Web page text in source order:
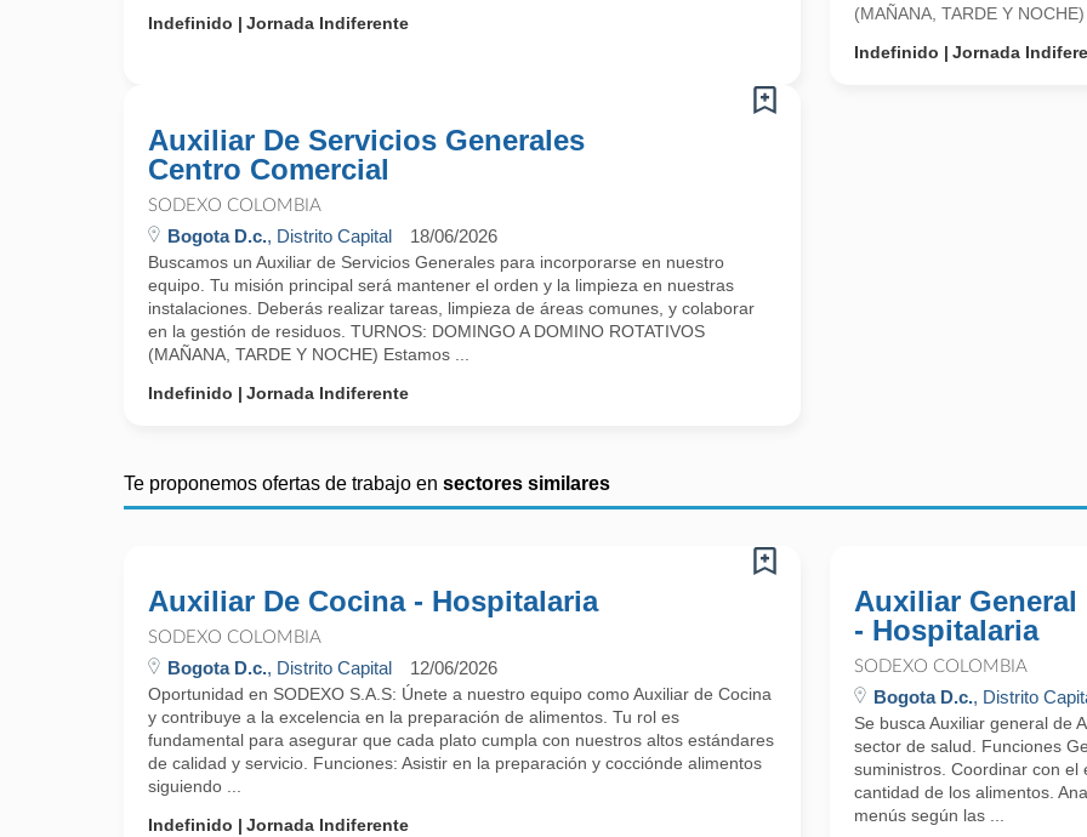
Indefinido
Jornada Indiferente
(MAÑANA, TARDE Y NOCHE)
Indefinido
Jornada
Auxiliar De Servicios Generales
Centro Comercial
SODEXO COLOMBIA
Bogota D.c., Distrito Capital 18/06/2026
Buscamos un Auxiliar de Servicios Generales para incorporarse en nuestro
equipo. Tu misión principal será mantener el orden y la limpieza en nuestras
instalaciones. Deberás realizar tareas, limpieza de áreas comunes, y colaborar
en la gestión de residuos. TURNOS: DOMINGO A DOMINO ROTATIVOS
(MAÑANA, TARDE Y NOCHE) Estamos ...
Indefinido
Jornada Indiferente
Te proponemos ofertas de trabajo en sectores similares
Auxiliar De Cocina - Hospitalaria
SODEXO COLOMBIA
Bogota D.c., Distrito Capital 12/06/2026
Oportunidad en SODEXO S.A.S: Únete a nuestro equipo como Auxiliar de Cocina
y contribuye a la excelencia en la preparación de alimentos. Tu rol es
fundamental para asegurar que cada plato cumpla con nuestros altos estándares
de calidad y servicio. Funciones: Asistir en la preparación y cocciónde alimentos
siguiendo ...
Indefinido
Jornada Indiferente
Auxiliar
- Hospitalaria
SODEXO COLOMBIA
Bogota D.c., Distrito
Se busca Auxiliar general de
sector de salud. Funciones
suministros. Coordinar con
cantidad de los alimentos.
menús según las ...